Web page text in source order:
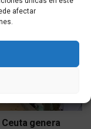
afectar
genera